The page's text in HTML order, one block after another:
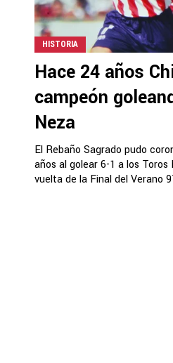
HISTORIA
Hace 24 años
campeón
Neza
El Rebaño Sagrado pudo
años al golear 6-1 a los
vuelta de la Final del Verano